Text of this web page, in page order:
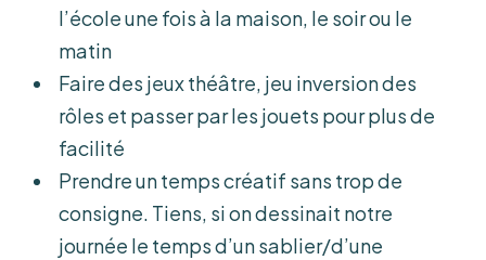
l’école une fois à la maison, le soir ou le
matin
Faire des jeux théâtre, jeu inversion des
rôles et passer par les jouets pour plus de
facilité
Prendre un temps créatif sans trop de
consigne. Tiens, si on dessinait notre
journée le temps d’un sablier/d’une